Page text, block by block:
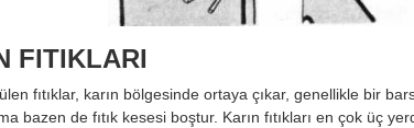
FITIKLARI
fıtıklar, karın bölgesinde ortaya çıkar, genellikle bir
bazen de fıtık kesesi boştur. Karın fıtıkları en çok üç